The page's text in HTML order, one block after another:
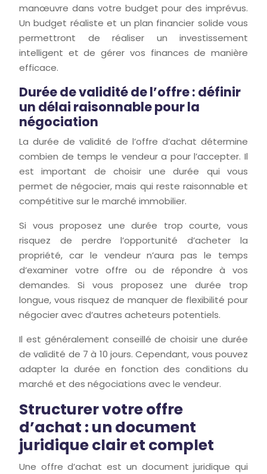
manœuvre dans votre budget pour des imprévus.
Un budget réaliste et un plan financier solide vous
permettront de réaliser un investissement
intelligent et de gérer vos finances de manière
efficace.
Durée de validité de l’offre : définir
un délai raisonnable pour la
négociation
La durée de validité de l’offre d’achat détermine
combien de temps le vendeur a pour l’accepter. Il
est important de choisir une durée qui vous
permet de négocier, mais qui reste raisonnable et
compétitive sur le marché immobilier.
Si vous proposez une durée trop courte, vous
risquez de perdre l’opportunité d’acheter la
propriété, car le vendeur n’aura pas le temps
d’examiner votre offre ou de répondre à vos
demandes. Si vous proposez une durée trop
longue, vous risquez de manquer de flexibilité pour
négocier avec d’autres acheteurs potentiels.
Il est généralement conseillé de choisir une durée
de validité de 7 à 10 jours. Cependant, vous pouvez
adapter la durée en fonction des conditions du
marché et des négociations avec le vendeur.
Structurer votre offre
d’achat : un document
juridique clair et complet
Une offre d’achat est un document juridique qui